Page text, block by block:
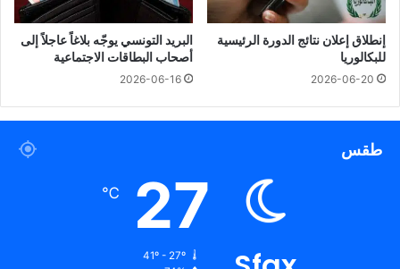
إنطلاق إعلان نتائج الدورة الرئيسية
للبكالوريا
2026-06-20
البريد التونسي يوجّه بلاغاً عاجلاً إلى
أصحاب البطاقات الاجتماعية
2026-06-16
طقس
27
℃
41º - 27º